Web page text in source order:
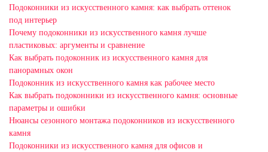
Подоконники из искусственного камня: как выбрать оттенок
под интерьер
Почему подоконники из искусственного камня лучше
пластиковых: аргументы и сравнение
Как выбрать подоконник из искусственного камня для
панорамных окон
Подоконник из искусственного камня как рабочее место
Как выбрать подоконники из искусственного камня: основные
параметры и ошибки
Нюансы сезонного монтажа подоконников из искусственного
камня
Подоконники из искусственного камня для офисов и